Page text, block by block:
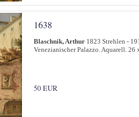
1638
Blaschnik, Arthur 1823 Strehlen -
Venezianischer Palazzo. Aquarell. 26
50 EUR